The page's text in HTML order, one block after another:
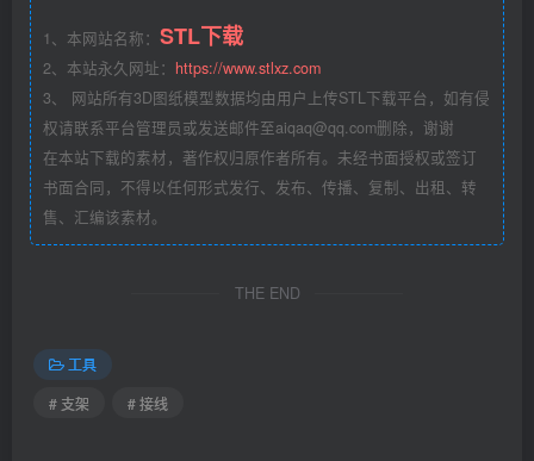
1、本网站名称： STL下载
2、本站永久网址： https://www.stlxz.com
3、 网站所有3D图纸模型数据均由用户上传STL下载平台，如有侵
权请联系平台管理员或发送邮件至aiqaq@qq.com删除，谢谢
在本站下载的素材，著作权归原作者所有。未经书面授权或签订
书面合同，不得以任何形式发行、发布、传播、复制、出租、转
售、汇编该素材。
THE END
工具
# 支架
# 接线